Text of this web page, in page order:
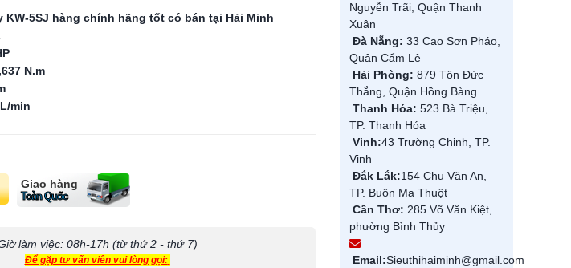
KW-5SJ hàng chính hãng tốt có bán tại Hải Minh
N.m
min
Giao hàng
Toàn Quốc
làm việc: 08h-17h (từ thứ 2 - thứ 7)
Để gặp tư vấn viên vui lòng gọi:
Nguyễn Trãi, Quận Thanh
Xuân
Đà Nẵng: 33 Cao Sơn Pháo,
Quận Cẩm Lệ
Hải Phòng: 879 Tôn Đức
Thắng, Quận Hồng Bàng
Thanh Hóa: 523 Bà Triệu,
TP. Thanh Hóa
Vinh:43 Trường Chinh, TP.
Vinh
Đắk Lắk:154 Chu Văn An,
TP. Buôn Ma Thuột
Cần Thơ: 285 Võ Văn Kiệt,
phường Bình Thủy
Email:Sieuthihaiminh@gmail.com